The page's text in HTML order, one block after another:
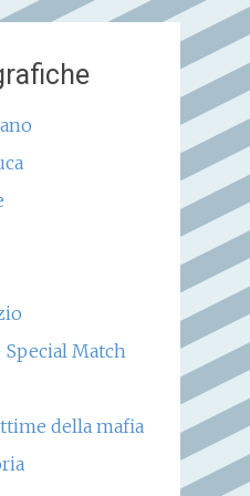
Match
della mafia